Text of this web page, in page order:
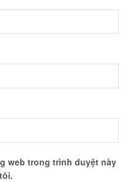
web trong trình duyệt này